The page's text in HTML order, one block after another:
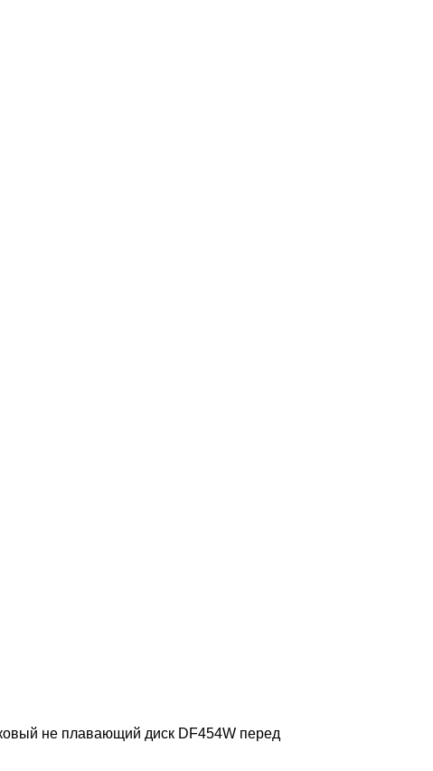
не плавающий диск DF454W перед